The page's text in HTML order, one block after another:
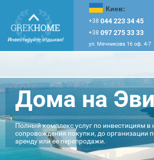
Киев:
+38 044 223 34 45
+38 097 275 33 33
ул. Мечникова 16 оф. 4-7
Дома на
Полный комплекс услуг по инвестициям
сопровождения покупки, до организации
аренду или ее перепродажи.